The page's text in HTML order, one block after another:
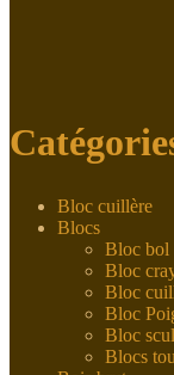
Bloc cuillère
Blocs
Bloc bol
Bloc
Bloc
Bloc
Bloc
Blocs